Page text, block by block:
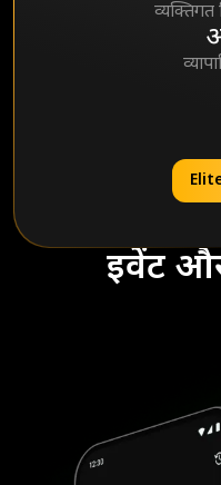
इवेंट